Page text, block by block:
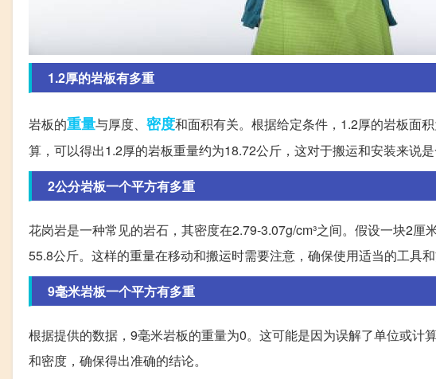
1.2厚的岩板有多重
岩板的重量与厚度、 密度和面积有关。根据给定条件，1.2厚的岩板面
算，可以得出1.2厚的岩板重量约为18.72公斤，这对于搬运和安装来说是
2公分岩板一个平方有多重
花岗岩是一种常见的岩石，其密度在2.79-3.07g/cm³之间。假设一块2
55.8公斤。这样的重量在移动和搬运时需要注意，确保使用适当的工具和
9毫米岩板一个平方有多重
根据提供的数据，9毫米岩板的重量为0。这可能是因为误解了单位或计
和密度，确保得出准确的结论。